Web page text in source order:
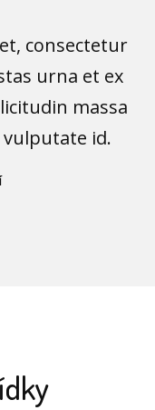
consectetur
urna et ex
massa
vulputate id.